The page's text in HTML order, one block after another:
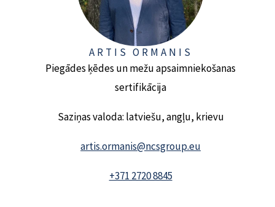
ARTIS ORMANIS
Piegādes ķēdes un mežu apsaimniekošanas
sertifikācija
Saziņas valoda: latviešu, angļu, krievu
artis.ormanis@ncsgroup.eu
+371 2720 8845